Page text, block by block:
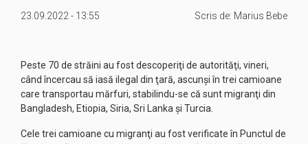
23.09.2022 - 13:55 Scris de: Marius Bebe
Peste 70 de străini au fost descoperiţi de autorităţi, vineri,
când încercau să iasă ilegal din ţară, ascunşi în trei camioane
care transportau mărfuri, stabilindu-se că sunt migranţi din
Bangladesh, Etiopia, Siria, Sri Lanka şi Turcia.
Cele trei camioane cu migranţi au fost verificate în Punctul de